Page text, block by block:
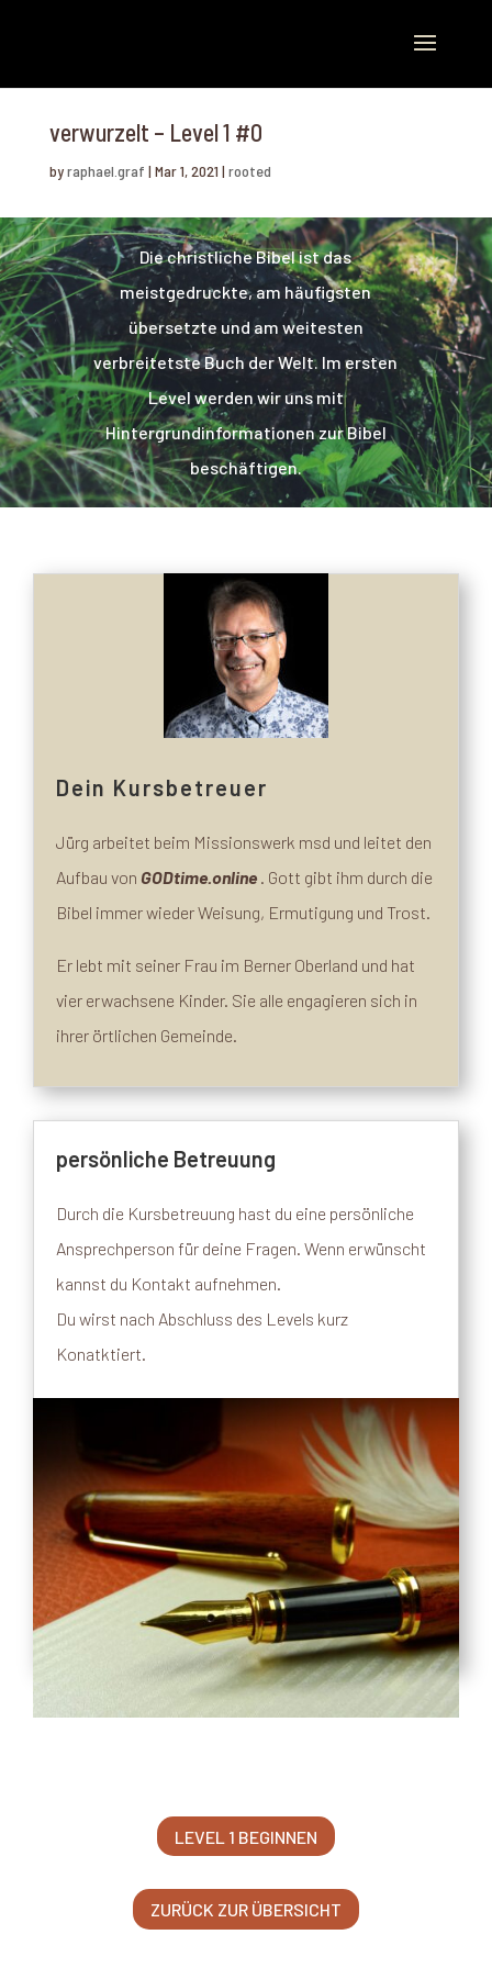
verwurzelt – Level 1 #0
byraphael.graf | Mar 1, 2021 | rooted
Die christliche Bibel ist das
meistgedruckte, am häufigsten
übersetzte und am weitesten
verbreitetste Buch der Welt. Im ersten
Level werden wir uns mit
Hintergrundinformationen zur Bibel
beschäftigen.
Dein Kursbetreuer
Jürg arbeitet beim Missionswerk msd und leitet den
Aufbau von GODtime.online . Gott gibt ihm durch die
Bibel immer wieder Weisung, Ermutigung und Trost.
Er lebt mit seiner Frau im Berner Oberland und hat
vier erwachsene Kinder. Sie alle engagieren sich in
ihrer örtlichen Gemeinde.
persönliche Betreuung
Durch die Kursbetreuung hast du eine persönliche
Ansprechperson für deine Fragen. Wenn erwünscht
kannst du Kontakt aufnehmen.
Du wirst nach Abschluss des Levels kurz
Konatktiert.
LEVEL 1 BEGINNEN
ZURÜCK ZUR ÜBERSICHT